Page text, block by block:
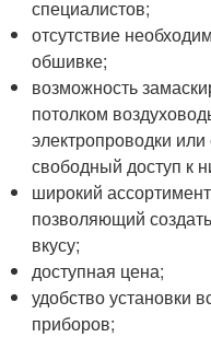
специалистов;
отсутствие
обшивке;
возможность
потолком
электропроводки
свободный доступ к
широкий
позволяющий
вкусу;
доступная цена;
удобство установки
приборов;